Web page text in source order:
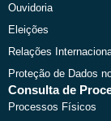
Ouvidoria
Eleições
Relações
Proteção de Dados
Consulta de
Processos Físicos